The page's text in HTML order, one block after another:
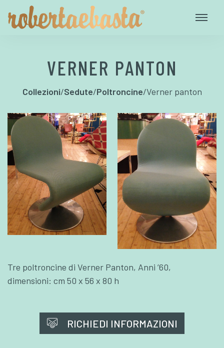
VERNER PANTON
Collezioni/Sedute/Poltroncine/Verner panton
Tre poltroncine di Verner Panton, Anni ’60,
dimensioni: cm 50 x 56 x 80 h
RICHIEDI INFORMAZIONI